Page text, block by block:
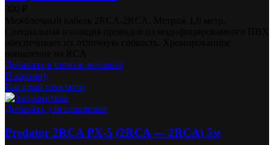
Добавить в список желаний
В корзину
Быстрый просмотр
Добавить для сравнения
Predator 2RCA PX-5 (2RCA — 2RCA) 5м